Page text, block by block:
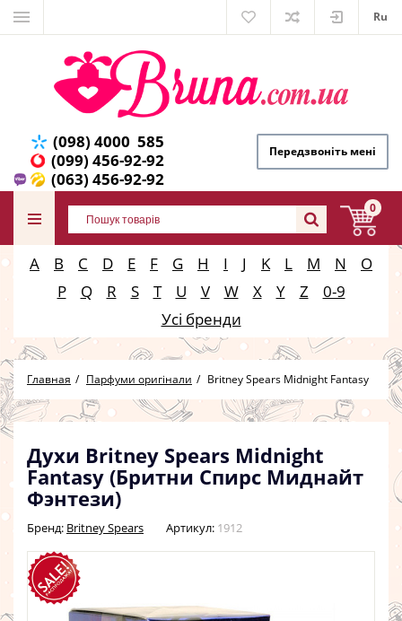
Ru
(098) 4000 585
(099) 456-92-92
(063) 456-92-92
Передзвоніть мені
0
A B C D E F G H I J K L M N
O
P
Q R S T U V W X Y Z
0-9
Усі бренди
Главная Парфуми оригінали Britney Spears Midnight Fantasy
Духи Britney Spears Midnight
Fantasy (Бритни Спирс Миднайт
Фэнтези)
Бренд: Britney Spears Артикул: 1912